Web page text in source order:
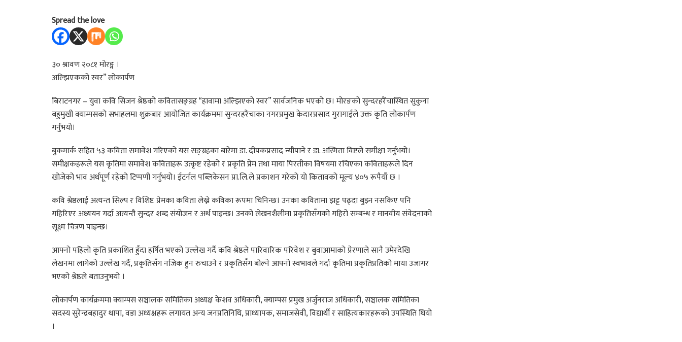
Spread the love
३० श्रावण २०८१ मोरङ्ग ।
अल्झिएकको स्वर” लोकार्पण
बिराटनगर – युवा कवि सिजन श्रेष्ठको कवितासङ्ग्रह “हावामा अल्झिएको स्वर” सार्वजनिक भएको छ। मोरङको सुन्दरहरैंचास्थित सुकुना
बहुमुखी क्याम्पसको सभाहलमा शुक्रबार आयोजित कार्यक्रममा सुन्दरहरैंचाका नगरप्रमुख केदारप्रसाद गुरागाईंले उक्त कृति लोकार्पण
गर्नुभयो।
बुकमार्क सहित ५३ कविता समावेश गरिएको यस सङ्ग्रहका बारेमा डा. दीपकप्रसाद न्यौपाने र डा. अस्मिता विष्टले समीक्षा गर्नुभयो।
समीक्षकहरूले यस कृतिमा समावेश कविताहरू उत्कृष्ट रहेको र प्रकृति प्रेम तथा माया पिरतीका विषयमा रचिएका कविताहरूले दिन
खोजेको भाव अर्थपूर्ण रहेको टिप्पणी गर्नुभयो। ईटर्नल पब्लिकेसन प्रा.लि.ले प्रकाशन गरेको यो कितावको मूल्य ४०५ रूपैयाँ छ ।
कवि श्रेष्ठलाई अत्यन्त सिल्प र विशिष्ट प्रेमका कविता लेख्ने कविका रूपमा चिनिन्छ। उनका कवितामा झट्ट पढ्दा बुझ्न नसकिए पनि
गहिरिएर अध्ययन गर्दा अत्यन्तै सुन्दर शब्द संयोजन र अर्थ पाइन्छ। उनको लेखनशैलीमा प्रकृतिसँगको गहिरो सम्बन्ध र मानवीय संवेदनाको
सूक्ष्म चित्रण पाइन्छ।
आफ्नो पहिलो कृति प्रकाशित हुँदा हर्षित भएको उल्लेख गर्दै कवि श्रेष्ठले पारिवारिक परिवेश र बुवाआमाको प्रेरणाले सानै उमेरदेखि
लेखनमा लागेको उल्लेख गर्दै, प्रकृतिसँग नजिक हुन रुचाउने र प्रकृतिसँग बोल्ने आफ्नो स्वभावले गर्दा कृतिमा प्रकृतिप्रतिको माया उजागर
भएको श्रेष्ठले बताउनुभयो ।
लोकार्पण कार्यक्रममा क्याम्पस सञ्चालक समितिका अध्यक्ष केशव अधिकारी, क्याम्पस प्रमुख अर्जुनराज अधिकारी, सञ्चालक समितिका
सदस्य सुरेन्द्रबहादुर थापा, वडा अध्यक्षहरू लगायत अन्य जनप्रतिनिधि, प्राध्यापक, समाजसेवी, विद्यार्थी र साहित्यकारहरूको उपस्थिति थियो
।